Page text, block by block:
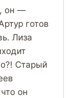
он —
готов
Лиза
Старый
он